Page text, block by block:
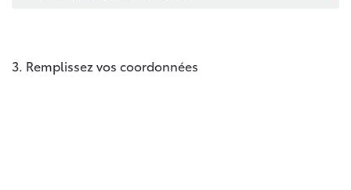
3. Remplissez vos coordonnées